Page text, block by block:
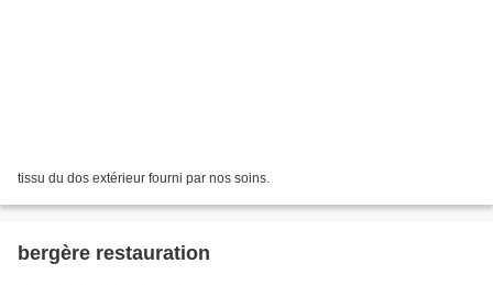
tissu du dos extérieur fourni par nos soins.
bergère restauration